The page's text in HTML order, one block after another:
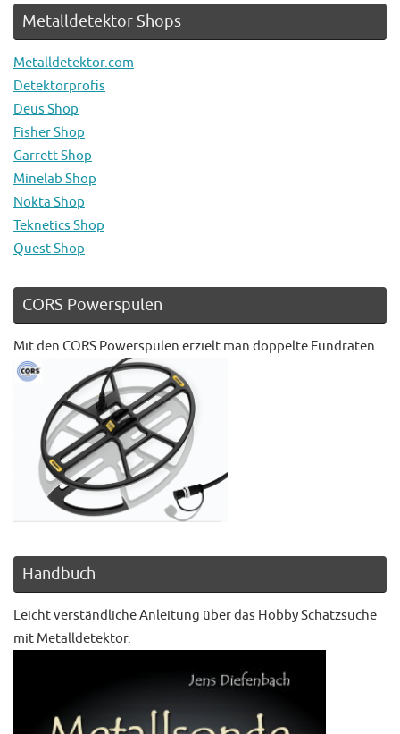
Metalldetektor Shops
Metalldetektor.com
Detektorprofis
Deus Shop
Fisher Shop
Garrett Shop
Minelab Shop
Nokta Shop
Teknetics Shop
Quest Shop
CORS Powerspulen
Mit den CORS Powerspulen erzielt man doppelte Fundraten.
Handbuch
Leicht verständliche Anleitung über das Hobby Schatzsuche
mit Metalldetektor.